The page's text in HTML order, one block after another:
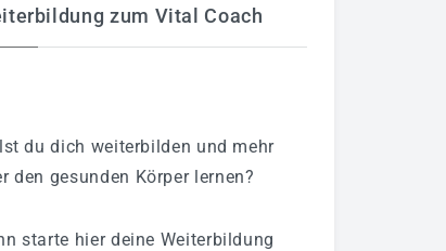
zum Vital Coach
du dich weiterbilden und mehr
den gesunden Körper lernen?
starte hier deine Weiterbildung